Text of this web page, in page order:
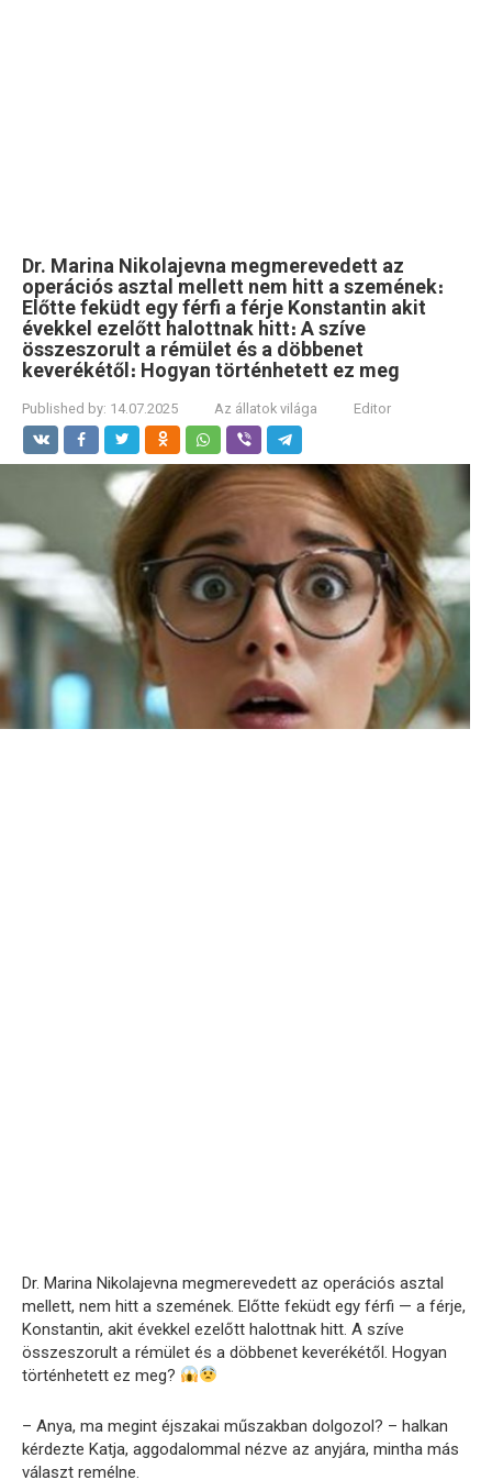
Dr. Marina Nikolajevna megmerevedett az
operációs asztal mellett nem hitt a szemének։
Előtte feküdt egy férfi a férje Konstantin akit
évekkel ezelőtt halottnak hitt։ A szíve
összeszorult a rémület és a döbbenet
keverékétől։ Hogyan történhetett ez meg
Published by: 14.07.2025 Az állatok világa Editor
Dr. Marina Nikolajevna megmerevedett az operációs asztal
mellett, nem hitt a szemének. Előtte feküdt egy férfi — a férje,
Konstantin, akit évekkel ezelőtt halottnak hitt. A szíve
összeszorult a rémület és a döbbenet keverékétől. Hogyan
történhetett ez meg?
– Anya, ma megint éjszakai műszakban dolgozol? – halkan
kérdezte Katja, aggodalommal nézve az anyjára, mintha más
választ remélne.